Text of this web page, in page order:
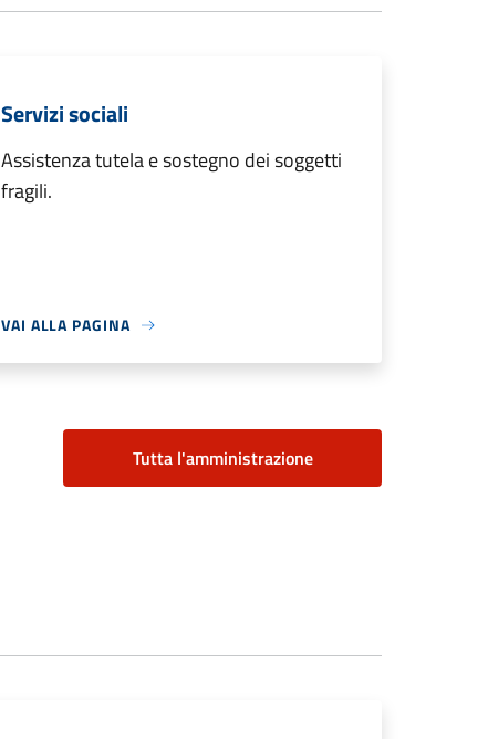
Servizi sociali
Assistenza tutela e sostegno dei soggetti
fragili.
VAI ALLA PAGINA
Tutta l'amministrazione